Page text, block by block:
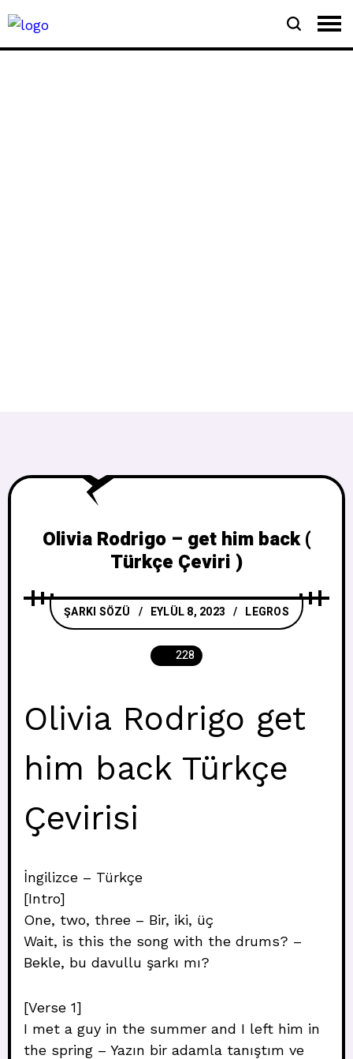
Olivia Rodrigo – get him back (
Türkçe Çeviri )
ŞARKI SÖZÜ EYLÜL 8, 2023 LEGROS
228
Olivia Rodrigo get
him back Türkçe
Çevirisi
İngilizce – Türkçe
[Intro]
One, two, three – Bir, iki, üç
Wait, is this the song with the drums? –
Bekle, bu davullu şarkı mı?
[Verse 1]
I met a guy in the summer and I left him in
the spring – Yazın bir adamla tanıştım ve